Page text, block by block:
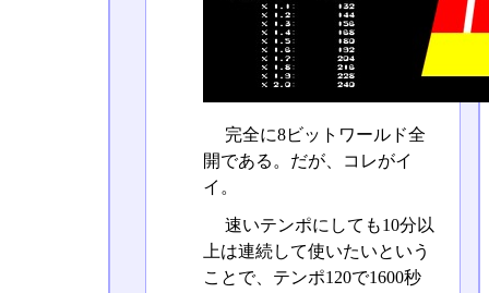
完全に8ビットワールド全
開である。だが、コレがイ
イ。
速いテンポにしても10分以
上は連続して使いたいという
ことで、テンポ120で1600秒